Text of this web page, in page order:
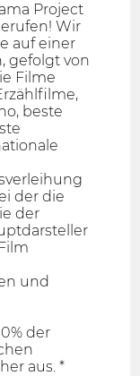
Project
Wir
auf einer
gefolgt von
Filme
beste
der die
der
und
der
aus. *